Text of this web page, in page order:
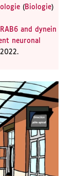
(Biologie)
RAB6 and dynein
neuronal
2022.